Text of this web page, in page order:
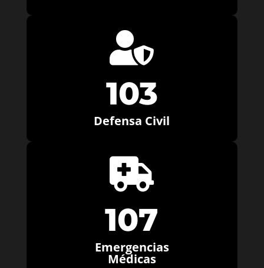

103
Defensa Civil

107
Emergencias
Médicas